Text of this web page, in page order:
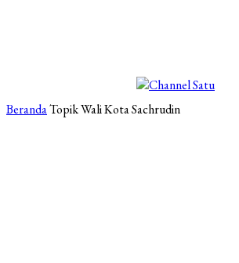
BerandaTopikWali Kota Sachrudin